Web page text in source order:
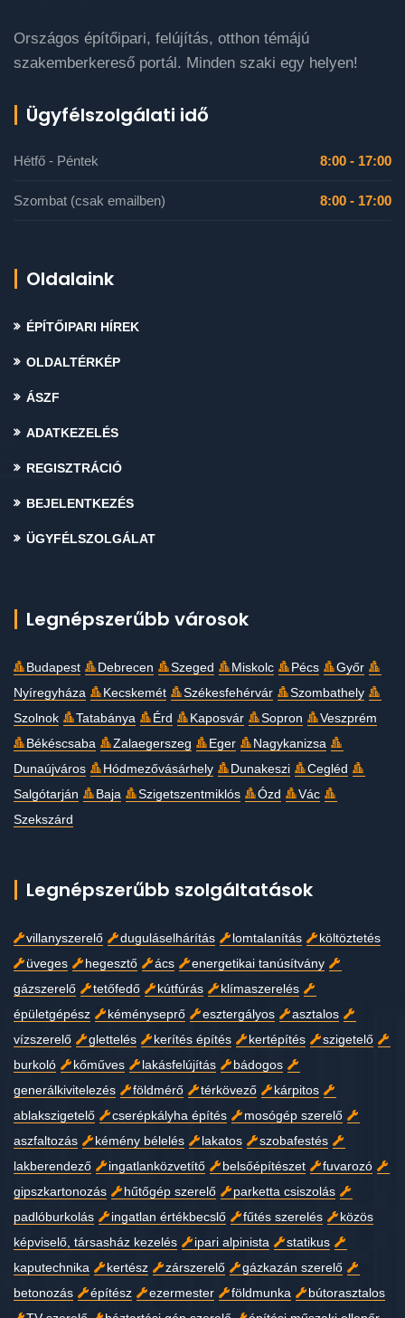
Országos építőipari, felújítás, otthon témájú
szakemberkereső portál. Minden szaki egy helyen!
Ügyfélszolgálati idő
Hétfő - Péntek 8:00 - 17:00
Szombat (csak emailben) 8:00 - 17:00
Oldalaink
ÉPÍTŐIPARI HÍREK
OLDALTÉRKÉP
ÁSZF
ADATKEZELÉS
REGISZTRÁCIÓ
BEJELENTKEZÉS
ÜGYFÉLSZOLGÁLAT
Legnépszerűbb városok
Budapest Debrecen Szeged Miskolc Pécs
Győr
Nyíregyháza
Kecskemét Székesfehérvár
Szombathely
Szolnok
Tatabánya Érd Kaposvár Sopron
Veszprém
Békéscsaba
Zalaegerszeg Eger
Nagykanizsa
Dunaújváros
Hódmezővásárhely Dunakeszi
Cegléd
Salgótarján
Baja Szigetszentmiklós Ózd
Vác
Szekszárd
Legnépszerűbb szolgáltatások
villanyszerelő duguláselhárítás lomtalanítás
költöztetés
üveges
hegesztő ács
energetikai tanúsítvány
gázszerelő
tetőfedő kútfúrás
klímaszerelés
épületgépész
kéményseprő esztergályos
asztalos
vízszerelő
glettelés kerítés építés kertépítés
szigetelő
burkoló
kőműves lakásfelújítás
bádogos
generálkivitelezés
földmérő térkövező
kárpitos
ablakszigetelő
cserépkályha építés
mosógép szerelő
aszfaltozás
kémény bélelés lakatos
szobafestés
lakberendező
ingatlanközvetítő belsőépítészet
fuvarozó
gipszkartonozás
hűtőgép szerelő
parketta csiszolás
padlóburkolás
ingatlan értékbecslő fűtés szerelés
közös
képviselő, társasház kezelés
ipari alpinista
statikus
kaputechnika
kertész zárszerelő
gázkazán szerelő
betonozás
építész ezermester földmunka
bútorasztalos